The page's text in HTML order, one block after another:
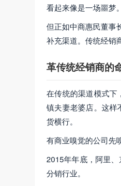
看起来像是一场噩梦。
但正如中商惠民董事
补充渠道。传统经销
革传统经销商的
在传统的渠道模式下
镇夫妻老婆店。这样
货横行。
有商业嗅觉的公司先
2015年年底，阿里
分销行业。